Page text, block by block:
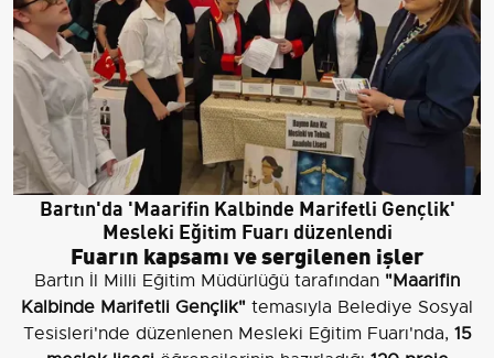
Bartın'da 'Maarifin Kalbinde Marifetli Gençlik'
Mesleki Eğitim Fuarı düzenlendi
Fuarın kapsamı ve sergilenen işler
Bartın İl Milli Eğitim Müdürlüğü tarafından "Maarifin
Kalbinde Marifetli Gençlik" temasıyla Belediye Sosyal
Tesisleri'nde düzenlenen Mesleki Eğitim Fuarı'nda, 15